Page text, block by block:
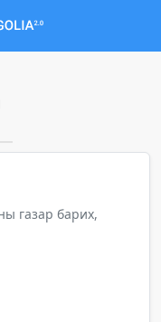
газар барих,